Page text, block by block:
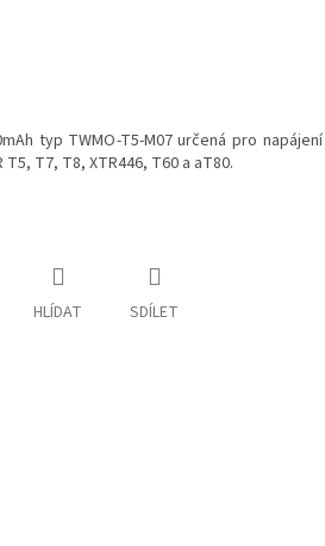
typ TWMO-T5-M07 určená pro
T7, T8, XTR446, T60 a aT80.
HLÍDAT SDÍLET